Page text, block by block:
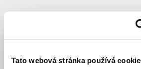
Tato webová stránka používá
SUBJECT